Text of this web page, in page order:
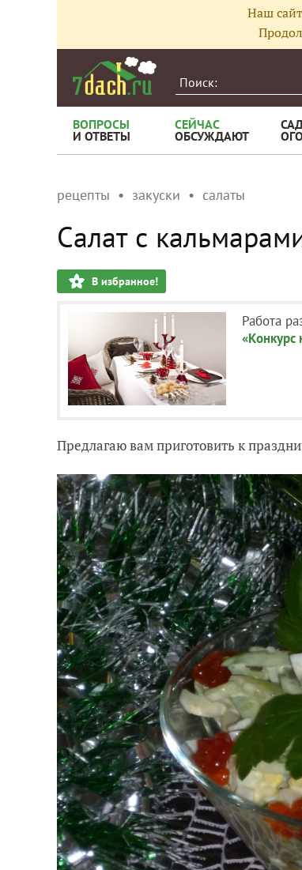
Наш
ВОПРОСЫ
И ОТВЕТЫ
СЕЙЧАС
ОБСУЖДАЮТ
рецепты закуски салаты
Салат с
В избранное!
Работа
«Конкурс
Предлагаю вам приготовить к